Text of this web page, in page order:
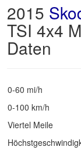
2015
TSI 4x4
Daten
0-60 mi/h
0-100 km/h
Viertel Meile